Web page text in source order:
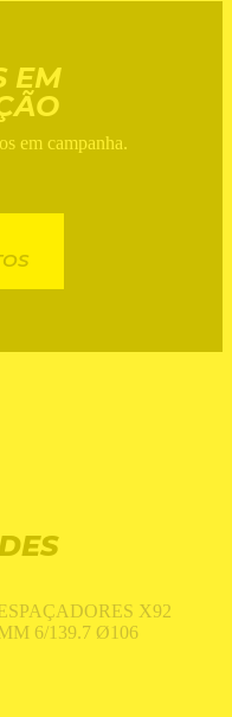
EM
em campanha.